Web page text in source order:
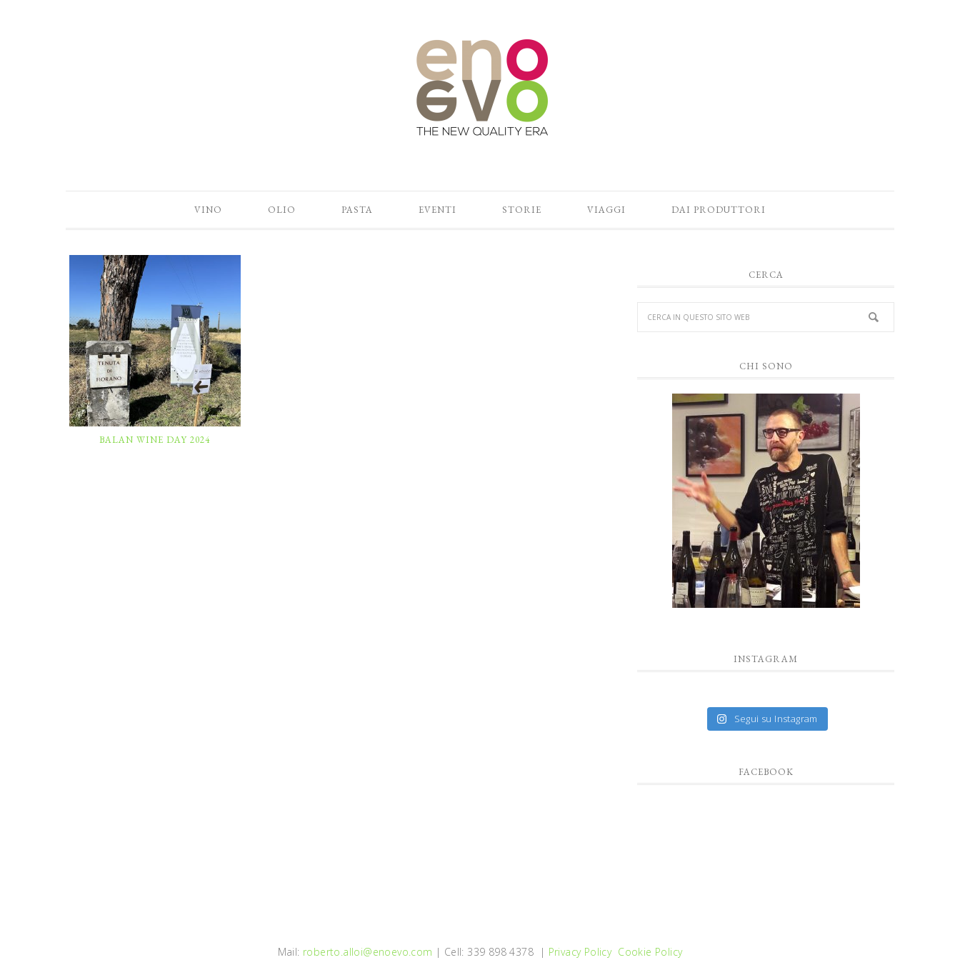
VINO OLIO PASTA EVENTI STORIE VIAGGI DAI PRODUTTORI
BALAN WINE DAY 2024
CERCA
CHI SONO
INSTAGRAM
Segui su Instagram
FACEBOOK
Mail: roberto.alloi@enoevo.com | Cell: 339 898 4378 | Privacy Policy Cookie Policy